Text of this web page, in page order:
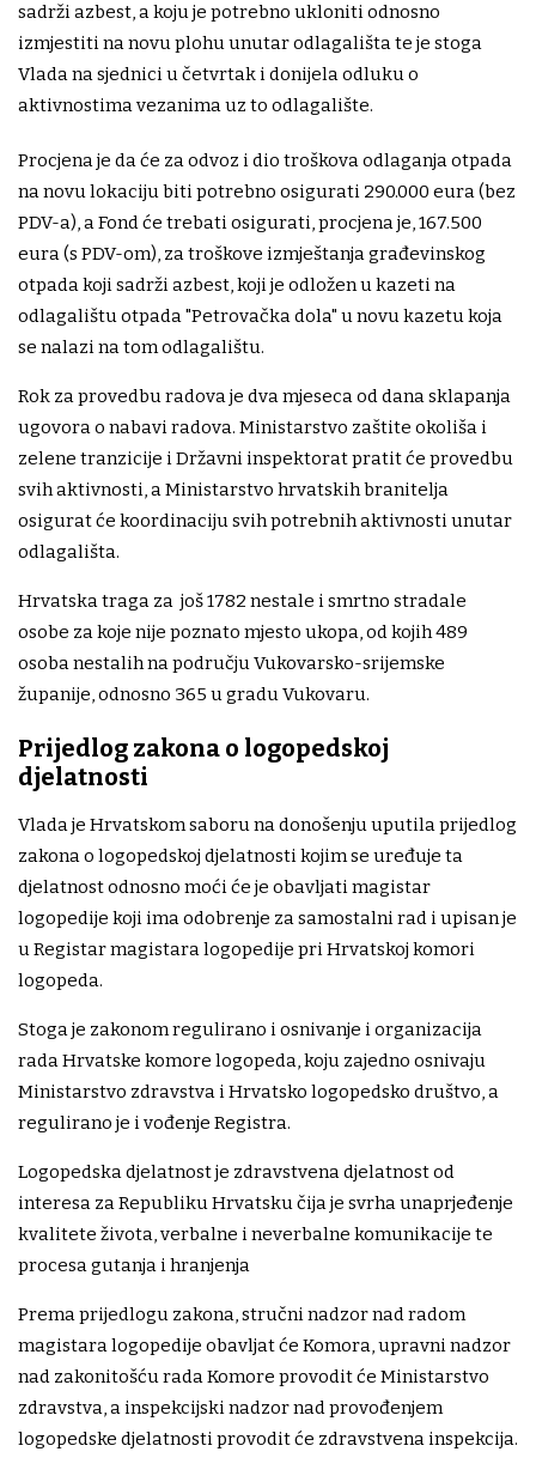
sadrži azbest, a koju je potrebno ukloniti odnosno
izmjestiti na novu plohu unutar odlagališta te je stoga
Vlada na sjednici u četvrtak i donijela odluku o
aktivnostima vezanima uz to odlagalište.
Procjena je da će za odvoz i dio troškova odlaganja otpada
na novu lokaciju biti potrebno osigurati 290.000 eura (bez
PDV-a), a Fond će trebati osigurati, procjena je, 167.500
eura (s PDV-om), za troškove izmještanja građevinskog
otpada koji sadrži azbest, koji je odložen u kazeti na
odlagalištu otpada "Petrovačka dola" u novu kazetu koja
se nalazi na tom odlagalištu.
Rok za provedbu radova je dva mjeseca od dana sklapanja
ugovora o nabavi radova. Ministarstvo zaštite okoliša i
zelene tranzicije i Državni inspektorat pratit će provedbu
svih aktivnosti, a Ministarstvo hrvatskih branitelja
osigurat će koordinaciju svih potrebnih aktivnosti unutar
odlagališta.
Hrvatska traga za još 1782 nestale i smrtno stradale
osobe za koje nije poznato mjesto ukopa, od kojih 489
osoba nestalih na području Vukovarsko-srijemske
županije, odnosno 365 u gradu Vukovaru.
Prijedlog zakona o logopedskoj
djelatnosti
Vlada je Hrvatskom saboru na donošenju uputila prijedlog
zakona o logopedskoj djelatnosti kojim se uređuje ta
djelatnost odnosno moći će je obavljati magistar
logopedije koji ima odobrenje za samostalni rad i upisan je
u Registar magistara logopedije pri Hrvatskoj komori
logopeda.
Stoga je zakonom regulirano i osnivanje i organizacija
rada Hrvatske komore logopeda, koju zajedno osnivaju
Ministarstvo zdravstva i Hrvatsko logopedsko društvo, a
regulirano je i vođenje Registra.
Logopedska djelatnost je zdravstvena djelatnost od
interesa za Republiku Hrvatsku čija je svrha unaprjeđenje
kvalitete života, verbalne i neverbalne komunikacije te
procesa gutanja i hranjenja
Prema prijedlogu zakona, stručni nadzor nad radom
magistara logopedije obavljat će Komora, upravni nadzor
nad zakonitošću rada Komore provodit će Ministarstvo
zdravstva, a inspekcijski nadzor nad provođenjem
logopedske djelatnosti provodit će zdravstvena inspekcija.